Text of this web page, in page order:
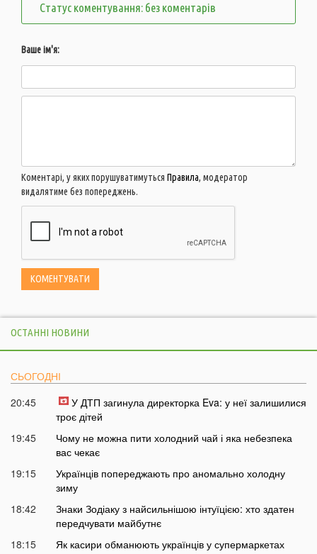
Статус коментування: без коментарів
Ваше ім'я:
Коментарі, у яких порушуватимуться Правила, модератор
видалятиме без попереджень.
ОСТАННІ НОВИНИ
СЬОГОДНІ
20:45
У ДТП загинула директорка Eva: у неї залишилися
троє дітей
19:45
Чому не можна пити холодний чай і яка небезпека
вас чекає
19:15
Українців попереджають про аномально холодну
зиму
18:42
Знаки Зодіаку з найсильнішою інтуїцією: хто здатен
передчувати майбутнє
18:15
Як касири обманюють українців у супермаркетах